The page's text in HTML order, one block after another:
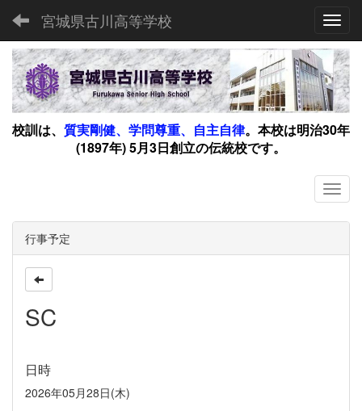
宮城県古川高等学校
校訓は、 質実剛健、学問尊重、自主自律。 本校は明治30年
(1897年) 5月3日創立の伝統校です。
行事予定
SC
日時
2026年05月28日(木)